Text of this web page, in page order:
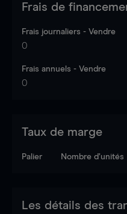
Frais de
Frais journaliers - Vendre
0
Frais annuels - Vendre
0
Taux de marge
Palier Nombre d’unités
Les détails des